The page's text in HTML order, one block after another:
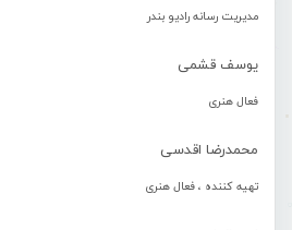
مدیریت رسانه رادیو بندر
یوسف قشمی
فعال هنری
محمدرضا اقدسی
تهیه کننده ، فعال هنری